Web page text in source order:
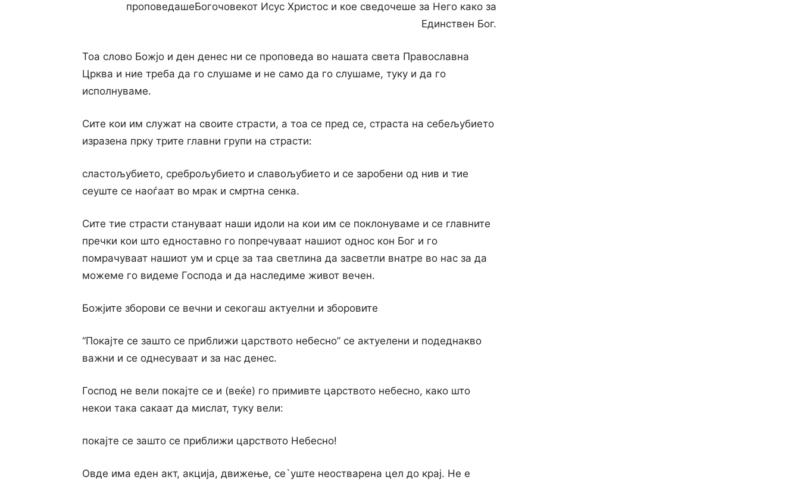
проповедашеБогочовекот Исус Христос и кое сведочеше за Него како за
Единствен Бог.
Тоа слово Божјо и ден денес ни се проповеда во нашата света Православна
Црква и ние треба да го слушаме и не само да го слушаме, туку и да го
исполнуваме.
Сите кои им служат на своите страсти, а тоа се пред се, страста на себељубието
изразена прку трите главни групи на страсти:
сластољубието, среброљубието и славољубието и се заробени од нив и тие
сеуште се наоѓаат во мрак и смртна сенка.
Сите тие страсти стануваат наши идоли на кои им се поклонуваме и се главните
пречки кои што едноставно го попречуваат нашиот однос кон Бог и го
помрачуваат нашиот ум и срце за таа светлина да засветли внатре во нас за да
можеме го видеме Господа и да наследиме живот вечен.
Божјите зборови се вечни и секогаш актуелни и зборовите
“Покајте се зашто се приближи царството небесно” се актуелени и подеднакво
важни и се однесуваат и за нас денес.
Господ не вели покајте се и (веќе) го примивте царството небесно, како што
некои така сакаат да мислат, туку вели:
покајте се зашто се приближи царството Небесно!
Овде има еден акт, акција, движење, се`уште неостварена цел до крај. Не е